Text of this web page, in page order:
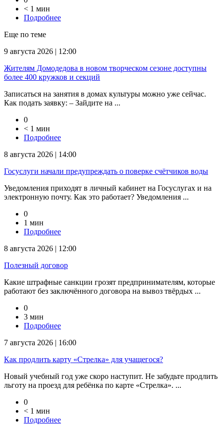
< 1 мин
Подробнее
Еще по теме
9 августа 2026 | 12:00
Жителям Домодедова в новом творческом сезоне доступны
более 400 кружков и секций
Записаться на занятия в домах культуры можно уже сейчас.
Как подать заявку: – Зайдите на ...
0
< 1 мин
Подробнее
8 августа 2026 | 14:00
Госуслуги начали предупреждать о поверке счётчиков воды
Уведомления приходят в личный кабинет на Госуслугах и на
электронную почту. Как это работает? Уведомления ...
0
1 мин
Подробнее
8 августа 2026 | 12:00
Полезный договор
Какие штрафные санкции грозят предпринимателям, которые
работают без заключённого договора на вывоз твёрдых ...
0
3 мин
Подробнее
7 августа 2026 | 16:00
Как продлить карту «Стрелка» для учащегося?
Новый учебный год уже скоро наступит. Не забудьте продлить
льготу на проезд для ребёнка по карте «Стрелка». ...
0
< 1 мин
Подробнее